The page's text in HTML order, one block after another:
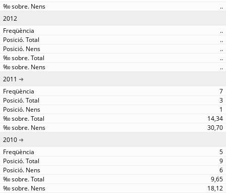
..
2012
..
..
..
..
..
2011
7
3
1
14,34
30,70
2010
5
9
6
9,65
18,12